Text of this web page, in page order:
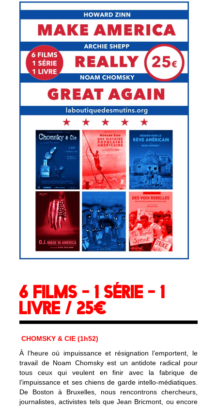
6 FILMS - 1 SÉRIE - 1
LIVRE / 25€
CHOMSKY & CIE (1h52)
À l’heure où impuissance et résignation l’emportent, le
travail de Noam Chomsky est un antidote radical pour
tous ceux qui veulent en finir avec la fabrique de
l’impuissance et ses chiens de garde intello-médiatiques.
De Boston à Bruxelles, nous rencontrons chercheurs,
journalistes, activistes tels que Jean Bricmont, ou encore